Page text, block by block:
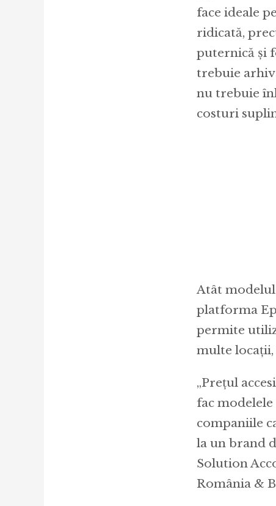
face ideale
ridicată,
puternică și
trebuie
nu trebuie
costuri
Atât modelul
platforma
permite
multe locații,
„Prețul
fac modelele
companiile
la un brand
Solution
România &